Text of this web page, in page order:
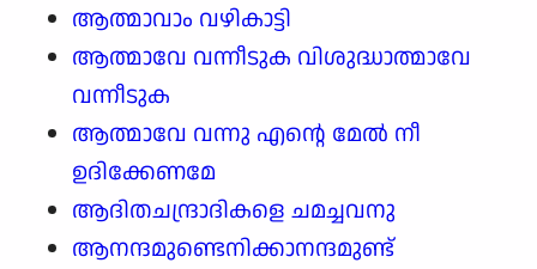
ആത്മാവാം വഴികാട്ടി
ആത്മാവേ വന്നീടുക വിശുദ്ധാത്മാവേ
വന്നീടുക
ആത്മാവേ വന്നു എന്റെ മേൽ നീ
ഉദിക്കേണമേ
ആദിതചന്ദ്രാദികളെ ചമച്ചവനു
ആനന്ദമുണ്ടെനിക്കാനന്ദമുണ്ട്